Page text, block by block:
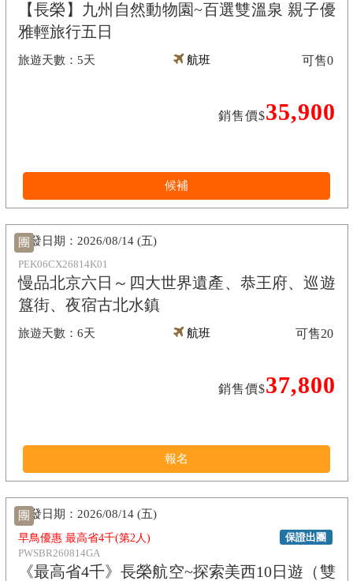
【長榮】九州自然動物園~百選雙溫泉 親子優
雅輕旅行五日
5天 航班
銷售價$35,900
可售0
候補
團
PEK06CX26814K01
慢品北京六日～四大世界遺產、恭王府、巡遊
簋街、夜宿古北水鎮
6天
2026/08/14 (五)
航班
銷售價$37,800
可售20
報名
團
早鳥優惠 最高省4千(第2人)
PWSBR260814GA
《最高省4千》長榮航空~探索美西10日遊（雙
保證出團
2026/08/14 (五)